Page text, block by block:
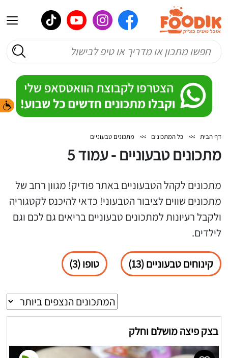
דף הבית >> כל המתכונים >> מתכונים טבעוניים
מתכונים טבעוניים - עמוד 5
מתכונים לקהל הטבעוניים באתר פודיק! מגוון רחב של
מתכונים שווים לציבור הטבעוני! כדאי להיכנס לקטגוריה
ולקבל רעיונות למתכונים טבעוניים בריאים גם לכם וגם
לילדים.
קינוחים טבעוניים (13) טופו (3)
בצק פיצה מושלם וחלק